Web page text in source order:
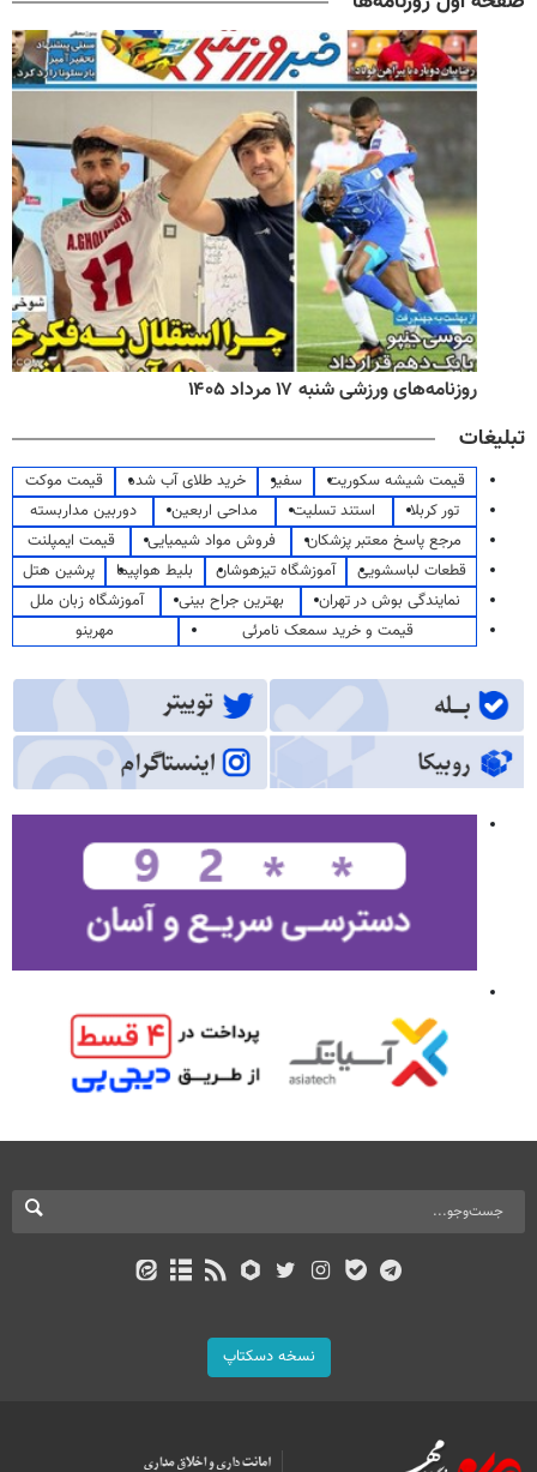
روزنامه‌های ورزشی شنبه ۱۷ مرداد ۱۴۰۵
تبلیغات
قیمت شیشه سکوریت سفیر خرید طلای آب شده
قیمت موکت
تور کربلا
استند تسلیت مداحی اربعین
دوربین مداربسته
مرجع پاسخ معتبر پزشکان
فروش مواد شیمیایی
قیمت ایمپلنت
قطعات لباسشویی
آموزشگاه تیزهوشان بلیط هواپیما
پرشین هتل
نمایندگی بوش در تهران
بهترین جراح بینی
آموزشگاه زبان ملل
قیمت و خرید سمعک نامرئی
مهرینو
نسخه دسکتاپ